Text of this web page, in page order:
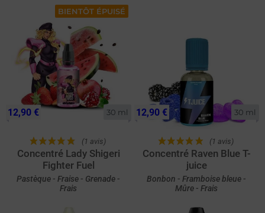
BIENTÔT ÉPUISÉ
30 ml
(1 avis)
Concentré Lady Shigeri
Fighter Fuel
Pastèque - Fraise - Grenade -
Frais
12,90 € 30 ml
(1 avis)
Concentré Raven Blue T-
juice
Bonbon - Framboise bleue -
Mûre - Frais
12,90 €